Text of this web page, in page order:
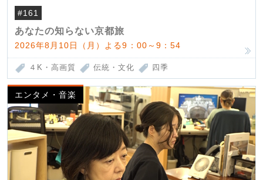
#161
あなたの知らない京都旅
2026年8月10日（月）よる9：00～9：54
４K・高画質 伝統・文化 四季
エンタメ・音楽